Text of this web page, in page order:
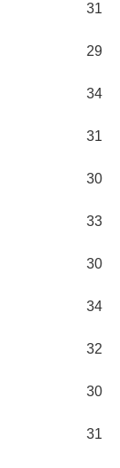
31
29
34
31
30
33
30
34
32
30
31